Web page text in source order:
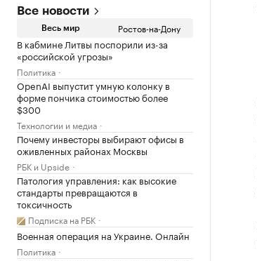
Все новости
Весь мир Ростов-на-Дону
В кабмине Литвы поспорили из-за
«российской угрозы»
Политика
OpenAI выпустит умную колонку в
форме пончика стоимостью более
$300
Технологии и медиа
Почему инвесторы выбирают офисы в
оживленных районах Москвы
РБК и Upside
Патология управления: как высокие
стандарты превращаются в
токсичность
Подписка на РБК
Военная операция на Украине. Онлайн
Политика